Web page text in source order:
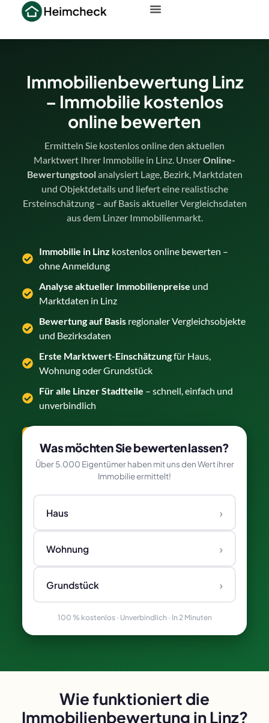
Immobilienbewertung Linz
– Immobilie kostenlos
online bewerten
Ermitteln Sie kostenlos online den aktuellen
Marktwert Ihrer Immobilie in Linz. UnserOnline-
Bewertungstoolanalysiert Lage, Bezirk, Marktdaten
und Objektdetails und liefert eine realistische
Ersteinschätzung – auf Basis aktueller Vergleichsdaten
aus dem Linzer Immobilienmarkt.
Immobilie in Linz kostenlos online bewerten –
ohne Anmeldung
Analyse aktueller Immobilienpreise und
Marktdaten in Linz
Bewertung auf Basisregionaler Vergleichsobjekte
und Bezirksdaten
Erste Marktwert-Einschätzungfür Haus,
Wohnung oder Grundstück
Für alle Linzer Stadtteile – schnell, einfach und
unverbindlich
Was möchten Sie bewerten lassen?
Über 5.000 Eigentümer haben mit uns den Wert ihrer
Immobilie ermittelt!
Haus ›
Wohnung ›
Grundstück ›
100 % kostenlos · Unverbindlich · In 2 Minuten
Wie funktioniert die
Immobilienbewertung in Linz?